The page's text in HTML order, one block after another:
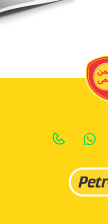
ما
سوالات
متداول
ورود